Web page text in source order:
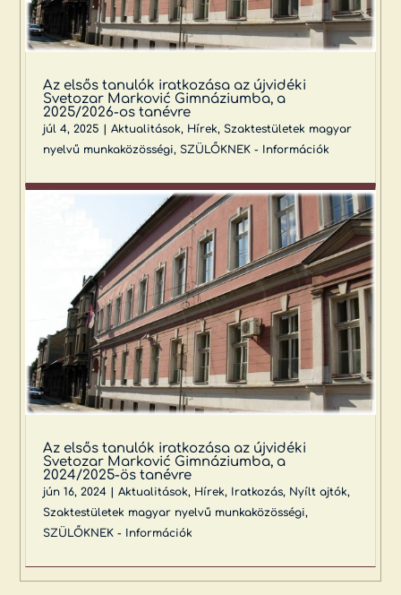
Az elsős tanulók iratkozása az újvidéki
Svetozar Marković Gimnáziumba, a
2025/2026-os tanévre
júl 4, 2025 |Aktualitások, Hírek, Szaktestületek magyar
nyelvű munkaközösségi, SZÜLŐKNEK - Információk
Az elsős tanulók iratkozása az újvidéki
Svetozar Marković Gimnáziumba, a
2024/2025-ös tanévre
jún 16, 2024 |Aktualitások, Hírek, Iratkozás, Nyílt ajtók,
Szaktestületek magyar nyelvű munkaközösségi,
SZÜLŐKNEK - Információk